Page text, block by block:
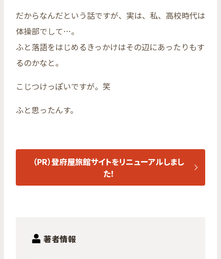
だからなんだという話ですが、実は、私、高校時代は
体操部でして…。
ふと落語をはじめるきっかけはその辺にあったりもす
るのかなと。
こじつけっぽいですが。笑
ふと思ったんす。
（PR）登府屋旅館サイトをリニューアルしまし
た！
著者情報